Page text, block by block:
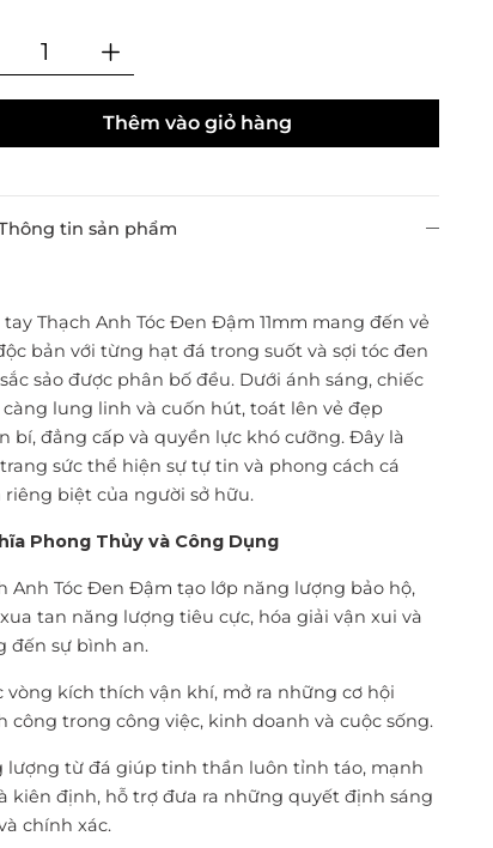
Thêm vào giỏ hàng
tin sản phẩm
tay Thạch Anh Tóc Đen Đậm 11mm mang đến vẻ
bản với từng hạt đá trong suốt và sợi tóc đen
sảo được phân bố đều. Dưới ánh sáng, chiếc
càng lung linh và cuốn hút, toát lên vẻ đẹp
bí, đẳng cấp và quyền lực khó cưỡng. Đây là
sức thể hiện sự tự tin và phong cách cá
riêng biệt của người sở hữu.
Phong Thủy và Công Dụng
Anh Tóc Đen Đậm tạo lớp năng lượng bảo hộ,
tan năng lượng tiêu cực, hóa giải vận xui và
đến sự bình an.
vòng kích thích vận khí, mở ra những cơ hội
công trong công việc, kinh doanh và cuộc sống.
lượng từ đá giúp tinh thần luôn tỉnh táo, mạnh
kiên định, hỗ trợ đưa ra những quyết định sáng
chính xác.